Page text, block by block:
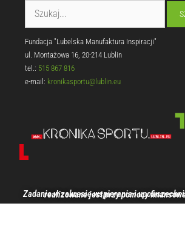
Fundacja "Lubelska Manufaktura Inspiracji"
ul. Montażowa 16, 20-214 Lublin
tel.: 515 867 816
e-mail: kronikasportu@lublin.eu
Zadanie w zakresie wspierania i upowszechniania kultury fizycznej realizowane jest